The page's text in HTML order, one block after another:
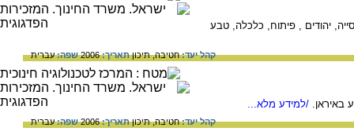
יהודים , פיתוח, כלכלה, טבע
קהל יעד:חטיבה,תיכוןתאריך:2006 שפה:עברית
באיראן. /למידע מלא...
קהל יעד:חטיבה,תיכוןתאריך:2006 שפה:עברית